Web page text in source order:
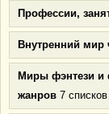
Профессии,
Внутренний
Миры фэнтези и
жанров 7 списков